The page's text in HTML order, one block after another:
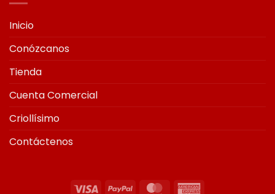
Inicio
Conózcanos
Tienda
Cuenta Comercial
Criollísimo
Contáctenos
Visa PayPal MasterCard